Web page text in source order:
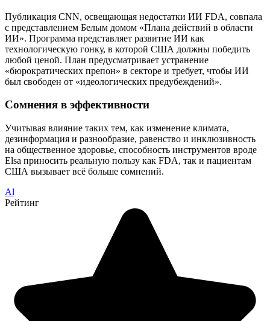
Публикация CNN, освещающая недостатки ИИ FDA, совпала
с представлением Белым домом «Плана действий в области
ИИ». Программа представляет развитие ИИ как
технологическую гонку, в которой США должны победить
любой ценой. План предусматривает устранение
«бюрократических препон» в секторе и требует, чтобы ИИ
был свободен от «идеологических предубеждений».
Сомнения в эффективности
Учитывая влияние таких тем, как изменение климата,
дезинформация и разнообразие, равенство и инклюзивность
на общественное здоровье, способность инструментов вроде
Elsa приносить реальную пользу как FDA, так и пациентам
США вызывает всё больше сомнений.
Al
Рейтинг